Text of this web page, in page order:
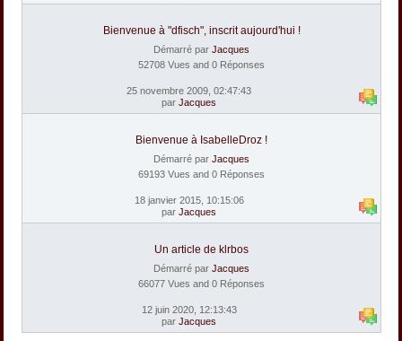
Bienvenue à "dfisch", inscrit aujourd'hui !
Démarré par Jacques
52708 Vues and 0 Réponses
25 novembre 2009, 02:47:43
par Jacques
Bienvenue à IsabelleDroz !
Démarré par Jacques
69193 Vues and 0 Réponses
18 janvier 2015, 10:15:06
par Jacques
Un article de klrbos
Démarré par Jacques
66077 Vues and 0 Réponses
12 juin 2020, 12:13:43
par Jacques